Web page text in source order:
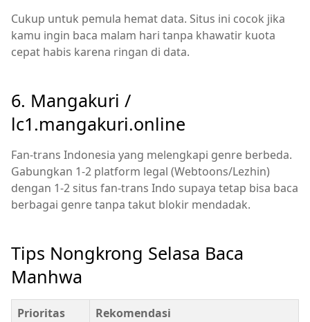
Cukup untuk pemula hemat data. Situs ini cocok jika
kamu ingin baca malam hari tanpa khawatir kuota
cepat habis karena ringan di data.
6. Mangakuri /
lc1.mangakuri.online
Fan-trans Indonesia yang melengkapi genre berbeda.
Gabungkan 1-2 platform legal (Webtoons/Lezhin)
dengan 1-2 situs fan-trans Indo supaya tetap bisa baca
berbagai genre tanpa takut blokir mendadak.
Tips Nongkrong Selasa Baca
Manhwa
Prioritas
Rekomendasi